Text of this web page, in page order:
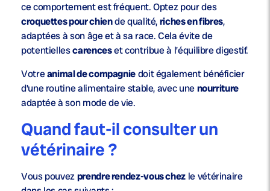
ce comportement est fréquent. Optez pour des
croquettes pour chiende qualité,riches en fibres,
adaptées à son âge et à sa race. Cela évite de
potentiellescarenceset contribue à l’équilibre digestif.
Votreanimal de compagniedoit également bénéficier
d’une routine alimentaire stable, avec unenourriture
adaptée à son mode de vie.
Quand faut-il consulter un
vétérinaire ?
Vous pouvezprendre rendez-vous chez le vétérinaire